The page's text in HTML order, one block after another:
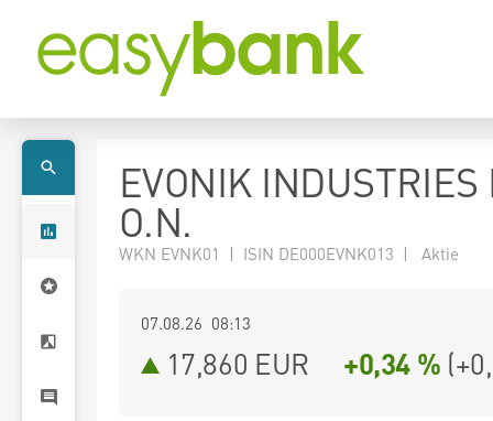
EVONIK INDUSTRIES
O.N.
WKN EVNK01 | ISIN DE000EVNK013 | Aktie
07.08.26 08:13
17,860 EUR +0,34 % (